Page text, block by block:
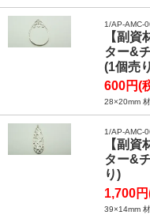
1/AP-AMC-
【副資
ター&
(1個売
600円(
28×20mm
1/AP-AMC-
【副資
ター&
り)
1,700
39×14mm